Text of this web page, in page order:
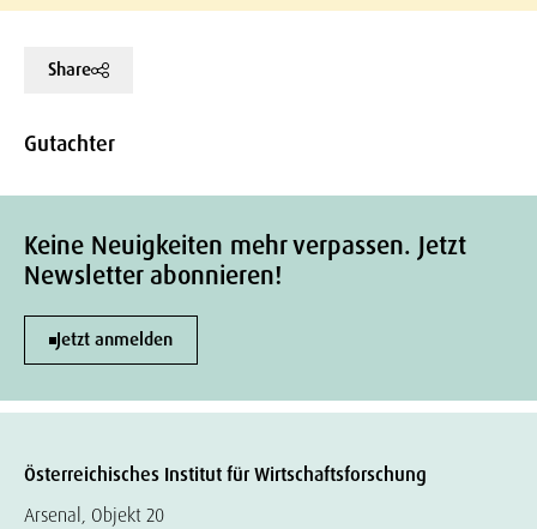
Share
Gutachter
Keine Neuigkeiten mehr verpassen. Jetzt
Newsletter abonnieren!
Jetzt anmelden
Österreichisches Institut für Wirtschaftsforschung
Arsenal, Objekt 20